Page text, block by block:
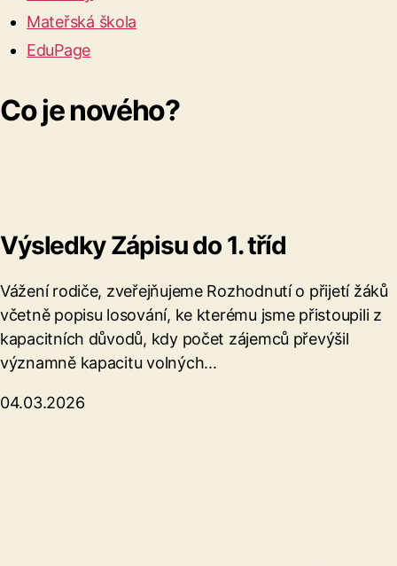
Mateřská škola
EduPage
Co je nového?
Výsledky Zápisu do 1. tříd
Vážení rodiče, zveřejňujeme Rozhodnutí o přijetí žáků
včetně popisu losování, ke kterému jsme přistoupili z
kapacitních důvodů, kdy počet zájemců převýšil
významně kapacitu volných...
04.03.2026